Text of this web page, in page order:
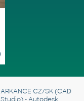
ARKANCE CZ/SK(CAD